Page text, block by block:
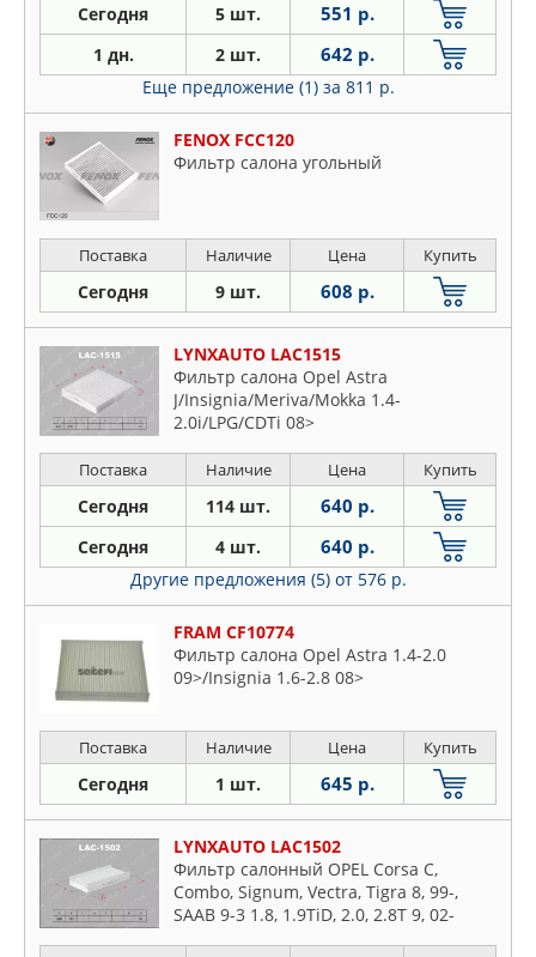
Сегодня 5 шт. 551 р.
1 дн. 2 шт. 642 р.
Еще предложение (1) за 811 р.
FENOX FCC120
Фильтр салона угольный
Поставка Наличие Цена Купить
Сегодня 9 шт. 608 р.
LYNXAUTO LAC1515
Фильтр салона Opel Astra
J/Insignia/Meriva/Mokka 1.4-
2.0i/LPG/CDTi 08>
Поставка Наличие Цена Купить
Сегодня 114 шт. 640 р.
Сегодня 4 шт. 640 р.
Другие предложения (5) от 576 р.
FRAM CF10774
Фильтр салона Opel Astra 1.4-2.0
09>/Insignia 1.6-2.8 08>
Поставка Наличие Цена Купить
Сегодня 1 шт. 645 р.
LYNXAUTO LAC1502
Фильтр салонный OPEL Corsa C,
Combo, Signum, Vectra, Tigra 8, 99-,
SAAB 9-3 1.8, 1.9TiD, 2.0, 2.8T 9, 02-